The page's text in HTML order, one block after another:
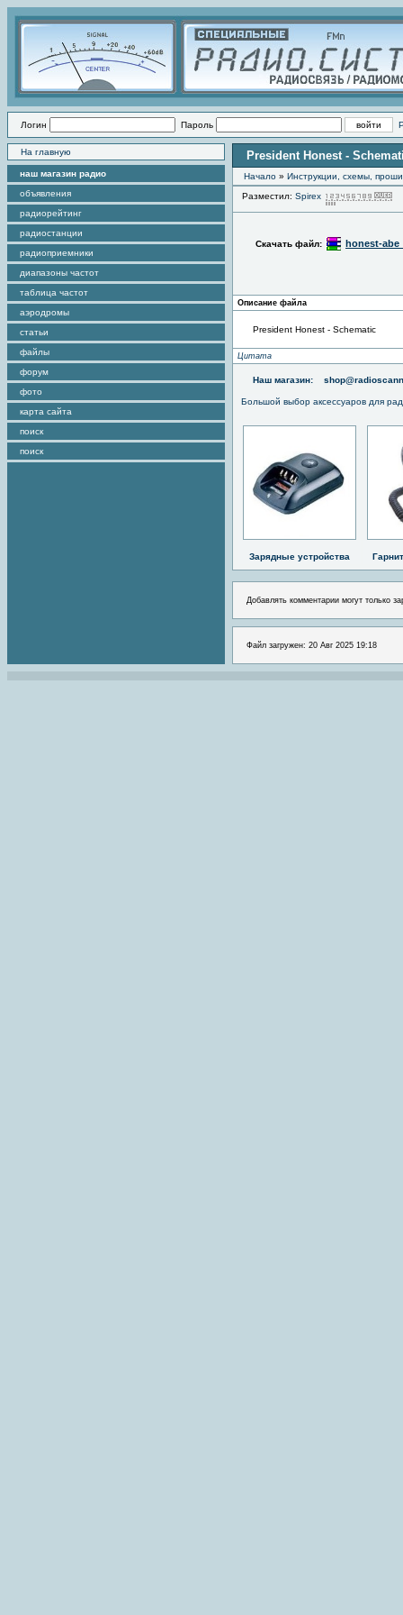
Логин Пароль
На главную
наш магазин радио
объявления
радиорейтинг
радиостанции
радиоприемники
диапазоны частот
таблица частот
аэродромы
статьи
файлы
форум
фото
карта сайта
поиск
поиск
President Honest -
Начало » Инструкции, схемы,
Разместил: Spirex
Скачать файл: honest-
Описание файла
President Honest - Schematic
Цитата
Наш магазин:
Большой выбор аксессуаров для
Зарядные устройства
Добавлять комментарии могут только
Файл загружен: 20 Авг 2025 19:18